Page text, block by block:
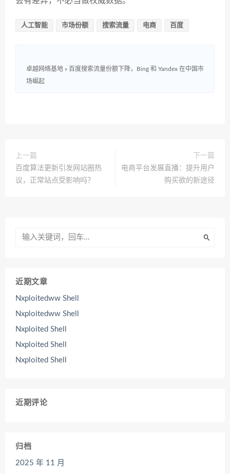
人工智能 市场份额 搜索流量 电商 百度
卓越网络基地 » 百度搜索流量份额下降，Bing 和 Yandex 在中国市
场崛起
上一篇
百度算法更新引发网站圈热
议，正常站点受影响吗？
下一篇
电商平台发展直播：提升用户
购买欲的新途径
近期文章
Nxploitedww Shell
Nxploitedww Shell
Nxploited Shell
Nxploited Shell
Nxploited Shell
近期评论
归档
2025 年 11 月